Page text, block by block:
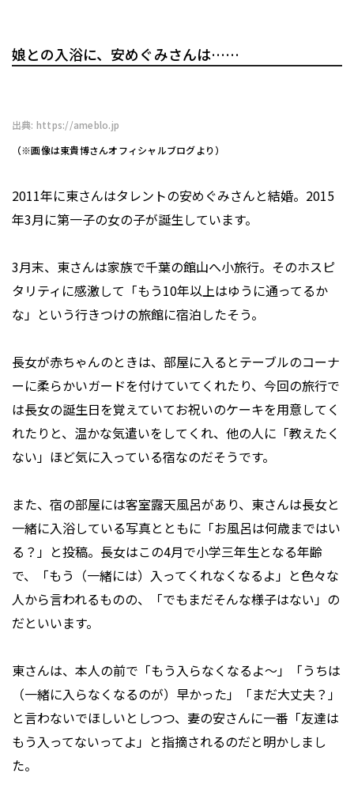
娘との入浴に、安めぐみさんは……
出典: https://ameblo.jp
（※画像は東貴博さんオフィシャルブログより）
2011年に東さんはタレントの安めぐみさんと結婚。2015
年3月に第一子の女の子が誕生しています。
3月末、東さんは家族で千葉の館山へ小旅行。そのホスピ
タリティに感激して「もう10年以上はゆうに通ってるか
な」という行きつけの旅館に宿泊したそう。
長女が赤ちゃんのときは、部屋に入るとテーブルのコーナ
ーに柔らかいガードを付けていてくれたり、今回の旅行で
は長女の誕生日を覚えていてお祝いのケーキを用意してく
れたりと、温かな気遣いをしてくれ、他の人に「教えたく
ない」ほど気に入っている宿なのだそうです。
また、宿の部屋には客室露天風呂があり、東さんは長女と
一緒に入浴している写真とともに「お風呂は何歳まではい
る？」と投稿。長女はこの4月で小学三年生となる年齢
で、「もう（一緒には）入ってくれなくなるよ」と色々な
人から言われるものの、「でもまだそんな様子はない」の
だといいます。
東さんは、本人の前で「もう入らなくなるよ～」「うちは
（一緒に入らなくなるのが）早かった」「まだ大丈夫？」
と言わないでほしいとしつつ、妻の安さんに一番「友達は
もう入ってないってよ」と指摘されるのだと明かしまし
た。